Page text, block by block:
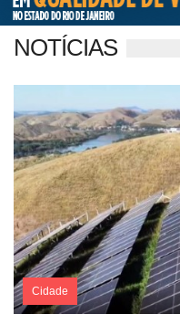
NOTÍCIAS
Cidade